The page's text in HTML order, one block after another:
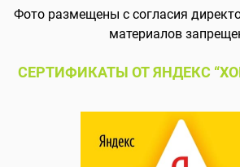
Фото размещены с согласия
материалов
СЕРТИФИКАТЫ ОТ ЯНДЕКС